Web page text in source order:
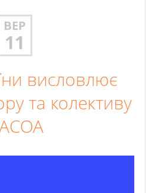
ВЕР
11
висловлює
та колективу